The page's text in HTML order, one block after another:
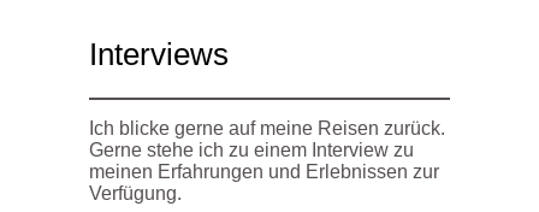
Interviews
Ich blicke gerne auf meine Reisen zurück.
Gerne stehe ich zu einem Interview zu
meinen Erfahrungen und Erlebnissen zur
Verfügung.